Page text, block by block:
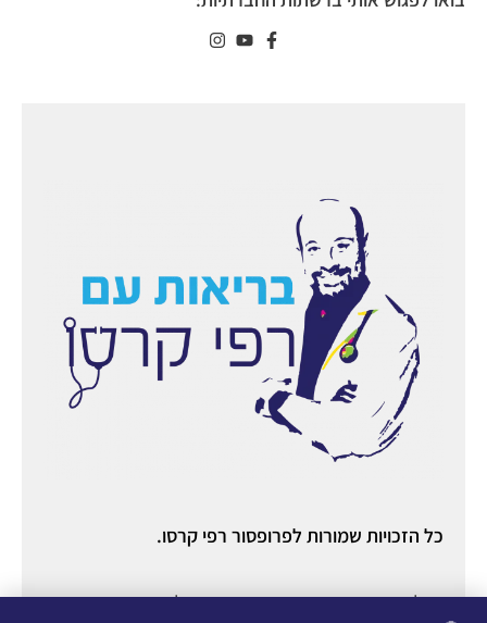
כל הזכויות שמורות לפרופסור רפי קרסו.
ניהול ואחסון אתר:יניב מורוזובסקי○ ניהול תוכן ורשתות